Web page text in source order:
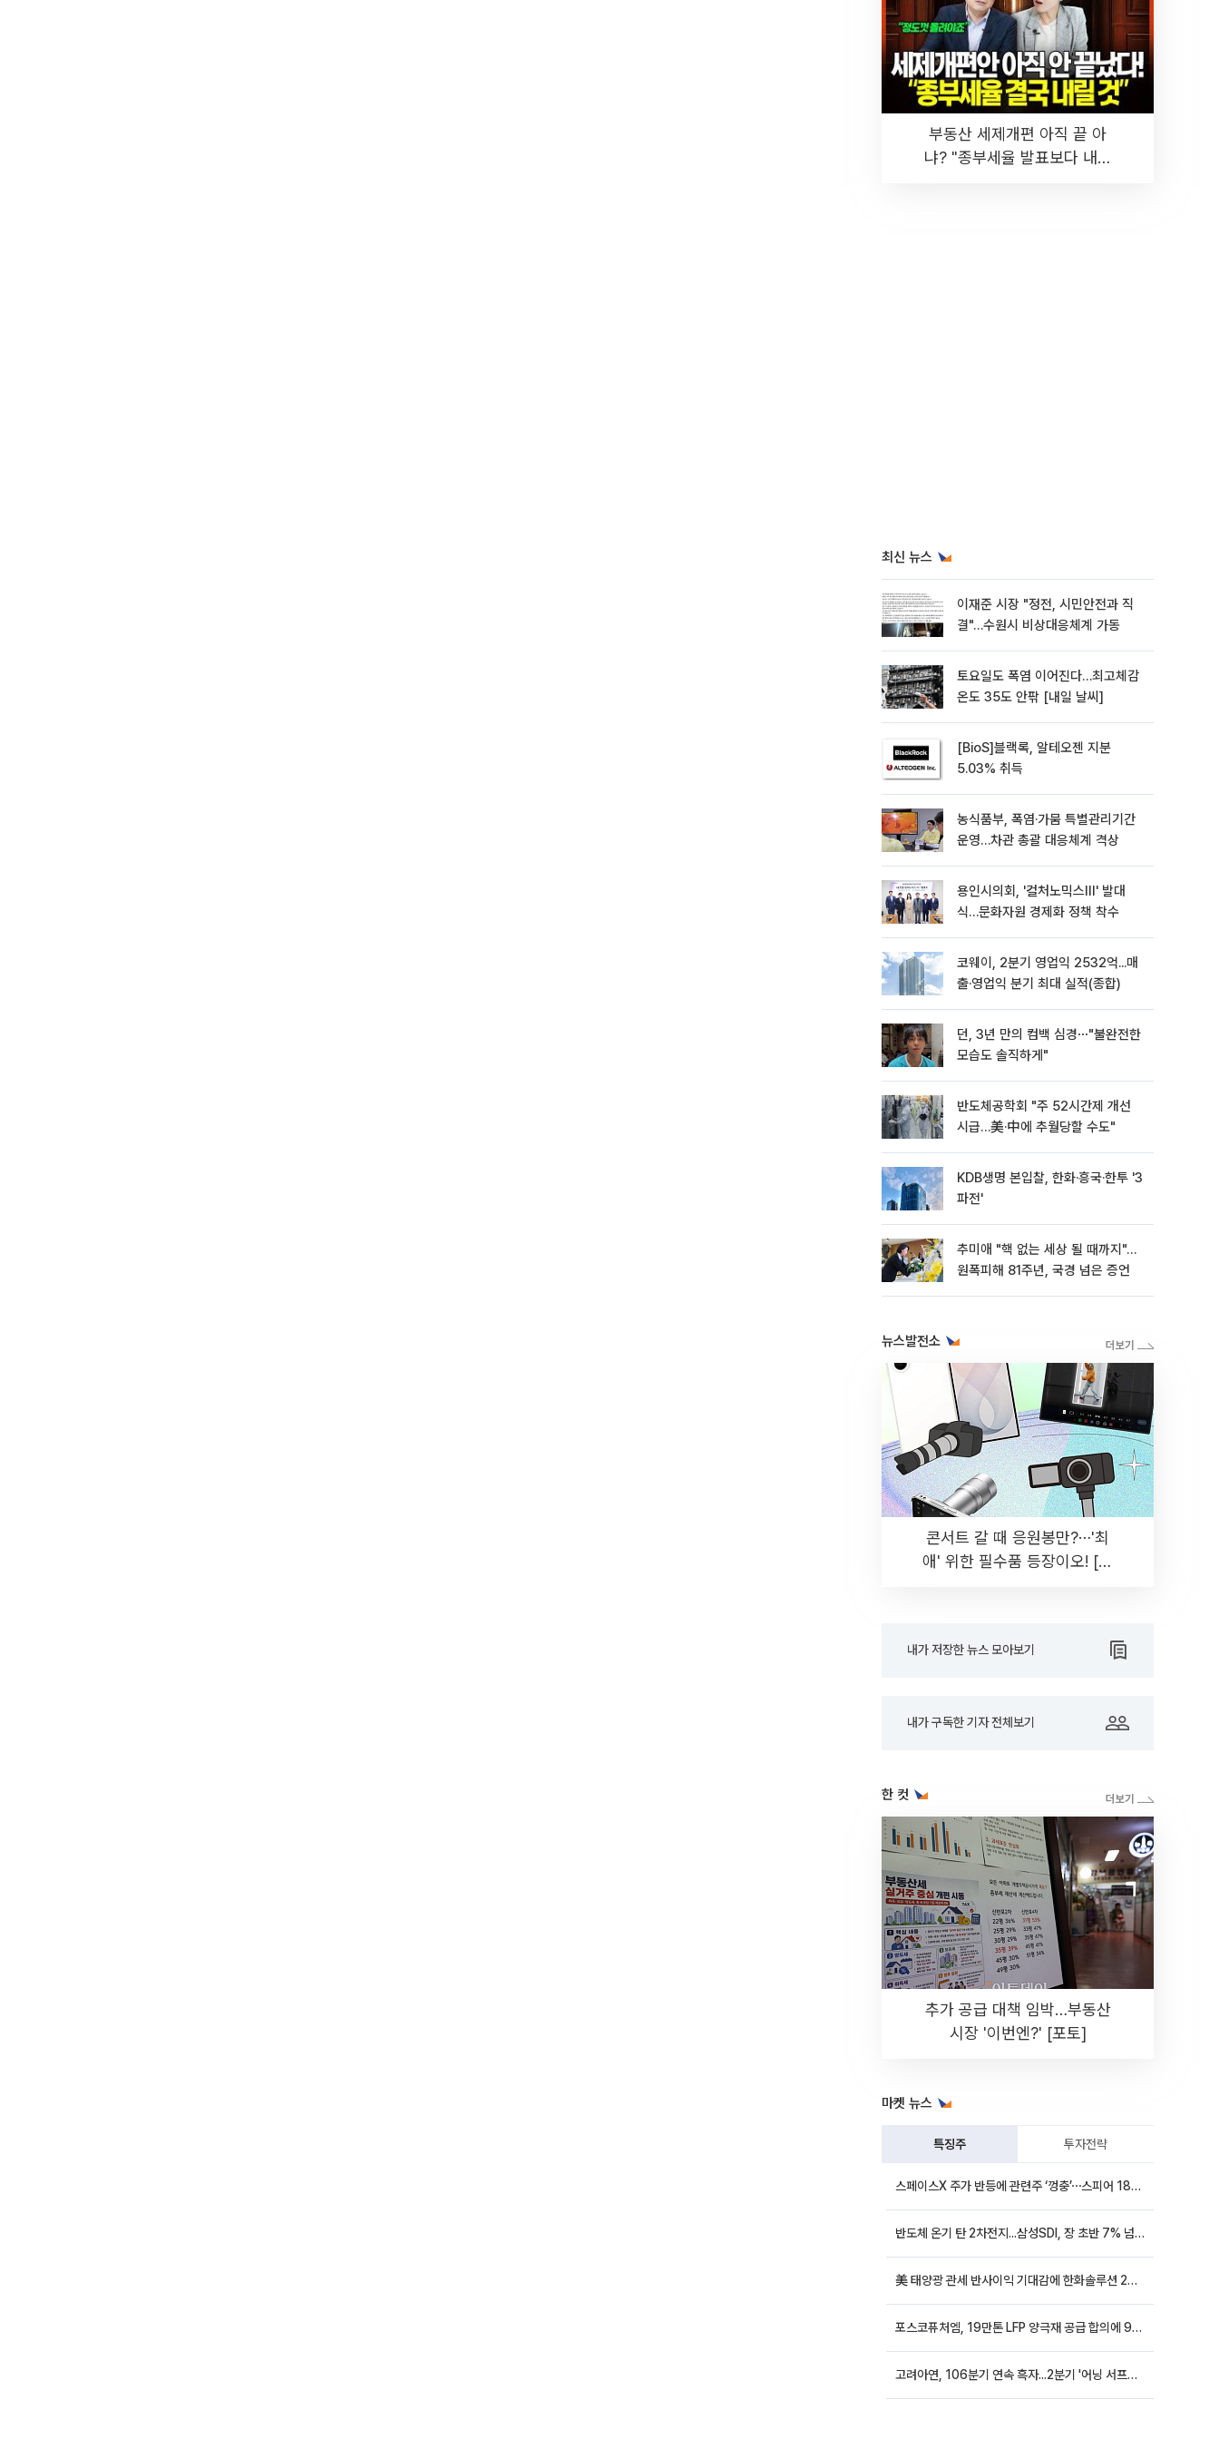
부동산 세제개편 아직 끝 아
냐? "종부세율 발표보다 내릴
최신 뉴스
이재준 시장 "정전, 시민안전과 직
결"…수원시 비상대응체계 가동
토요일도 폭염 이어진다…최고체감
온도 35도 안팎 [내일 날씨]
[BioS]블랙록, 알테오젠 지분
5.03% 취득
농식품부, 폭염·가뭄 특별관리기간
운영…차관 총괄 대응체계 격상
용인시의회, '컬처노믹스Ⅲ' 발대
식…문화자원 경제화 정책 착수
코웨이, 2분기 영업익 2532억...매
출·영업익 분기 최대 실적(종합)
던, 3년 만의 컴백 심경⋯"불완전한
모습도 솔직하게"
반도체공학회 "주 52시간제 개선
시급…美·中에 추월당할 수도"
KDB생명 본입찰, 한화·흥국·한투 '3
파전'
추미애 "핵 없는 세상 될 때까지"…
원폭피해 81주년, 국경 넘은 증언
뉴스발전소
콘서트 갈 때 응원봉만?⋯'최
애' 위한 필수품 등장이오! [솔
내가 저장한 뉴스 모아보기
내가 구독한 기자 전체보기
한 컷
추가 공급 대책 임박…부동산
시장 '이번엔?' [포토]
마켓 뉴스
특징주 투자전략
스페이스X 주가 반등에 관련주 ‘껑충’⋯스피어 18%ㆍ에이치브이엠 12%↑
반도체 온기 탄 2차전지...삼성SDI, 장 초반 7% 넘게 껑충
美 태양광 관세 반사이익 기대감에 한화솔루션 20%대·OCI홀딩스 14%대 급등
포스코퓨처엠, 19만톤 LFP 양극재 공급 합의에 9%대 강세
고려아연, 106분기 연속 흑자...2분기 '어닝 서프라이즈'에 장 초반 12%대 강세